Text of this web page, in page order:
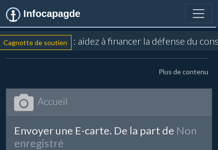
Infocapagde
Cagnotte de soutien : aidez à financer la défense du
Plus de contenu
Accueil
Envoyer une E-carte. De la part de Non
enregistré